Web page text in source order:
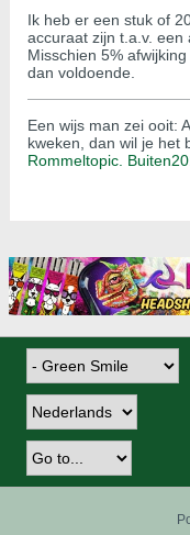
Ik heb er een stuk of
accuraat zijn t.a.v. een
Misschien 5%
dan voldoende.
Een wijs man zei ooit:
kweken, dan wil je het
Rommeltopic.